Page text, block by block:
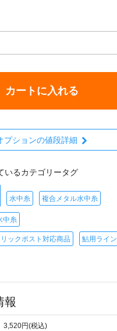
カートに入れる
プションの値段詳細
いるカテゴリータグ
水中糸 複合メタル水中糸
中糸
ックポスト対応商品 鮎用ライン
報
3,520円(税込)